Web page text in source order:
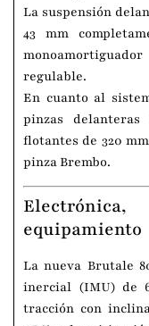
La suspensión
43 mm
regulable.
En cuanto al
pinzas delanteras
flotantes de 320
pinza Brembo.
equipamiento
La nueva Brutale
inercial (IMU) de
tracción con